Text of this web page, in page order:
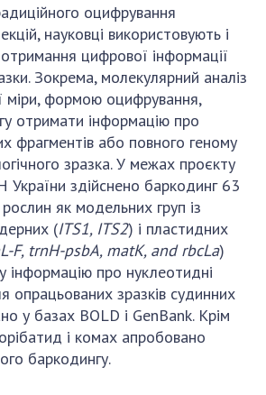
оцифрування
науковці використовують і
цифрової інформації
Зокрема, молекулярний аналіз
формою оцифрування,
отримати інформацію про
фрагментів або повного геному
зразка. У межах проєкту
здійснено баркодинг 63
як модельних груп із
(ITS1, ITS2) і пластидних
F, trnH-psbA, matK, and rbcLa)
інформацію про нуклеотидні
опрацьованих зразків судинних
у базах BOLD і GenBank. Крім
і комах апробовано
баркодингу.